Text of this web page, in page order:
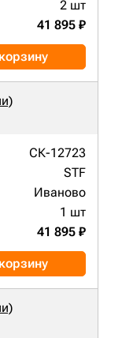
2 шт
41 895 ₽
СК-12723
STF
Иваново
1 шт
41 895 ₽